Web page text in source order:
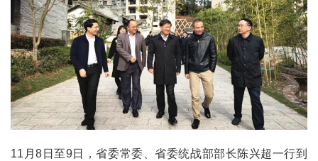
11月8日至9日，省委常委、省委统战部部长陈兴超一行到